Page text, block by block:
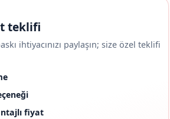
teklifi
ihtiyacınızı paylaşın; size özel teklifi
fiyat